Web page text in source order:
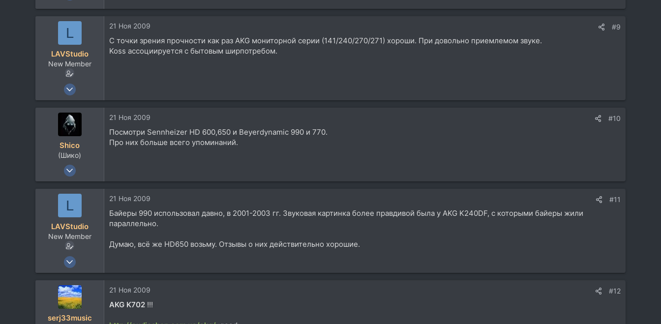
51
Ульяновск
L
LAVStudio
New Member
17 Июл 2004
213
21 Ноя 2009 #9
С точки зрения прочности как раз AKG мониторной серии (141/240/270/271) хороши. При довольно приемлемом звуке.
Koss ассоциируется с бытовым ширпотребом.
Shico
(Шико)
10 Фев 2005
1.218
21 Ноя 2009 #10
Посмотри Sennheizer HD 600,650 и Beyerdynamic 990 и 770.
Про них больше всего упоминаний.
L
LAVStudio
New Member
17 Июл 2004
213
21 Ноя 2009 #11
Байеры 990 использовал давно, в 2001-2003 гг. Звуковая картинка более правдивой была у AKG K240DF, с которыми байеры жили
параллельно.
Думаю, всё же HD650 возьму. Отзывы о них действительно хорошие.
serj33music
21 Ноя 2009 #12
AKG K702 !!!